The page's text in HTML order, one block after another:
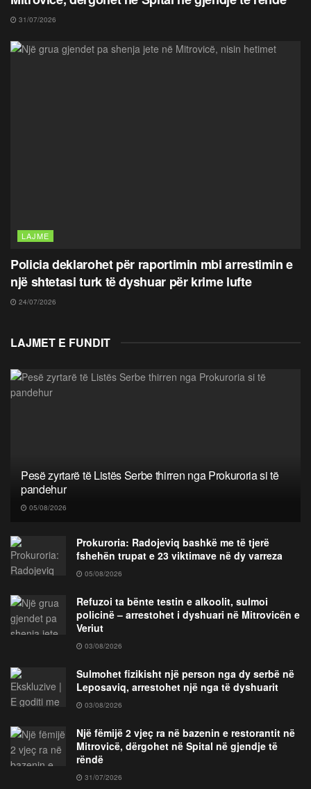
31/07/2026
LAJME
Policia deklarohet për raportimin mbi arrestimin e
një shtetasi turk të dyshuar për krime lufte
24/07/2026
LAJMET E FUNDIT
Pesë zyrtarë të Listës Serbe thirren nga Prokuroria si të
pandehur
05/08/2026
Prokuroria: Radojeviq bashkë me të tjerë
fshehën trupat e 23 viktimave në dy varreza
05/08/2026
Refuzoi ta bënte testin e alkoolit, sulmoi
policinë – arrestohet i dyshuari në Mitrovicën e
Veriut
03/08/2026
Sulmohet fizikisht një person nga dy serbë në
Leposaviq, arrestohet një nga të dyshuarit
03/08/2026
Një fëmijë 2 vjeç ra në bazenin e restorantit në
Mitrovicë, dërgohet në Spital në gjendje të
rëndë
31/07/2026